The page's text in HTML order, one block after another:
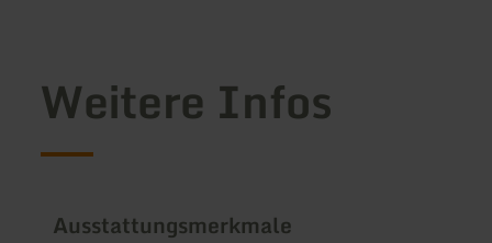
Weitere Infos
Ausstattungsmerkmale